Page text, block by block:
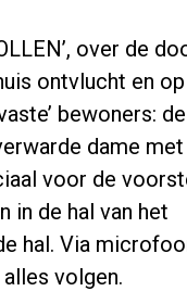
over de
ontvlucht en
bewoners: de
dame met
voor de
in de hal van het
hal. Via
volgen.